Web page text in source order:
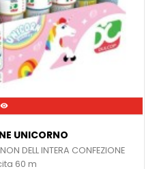

UNICORNO
DELL INTERA CONFEZIONE
60 m